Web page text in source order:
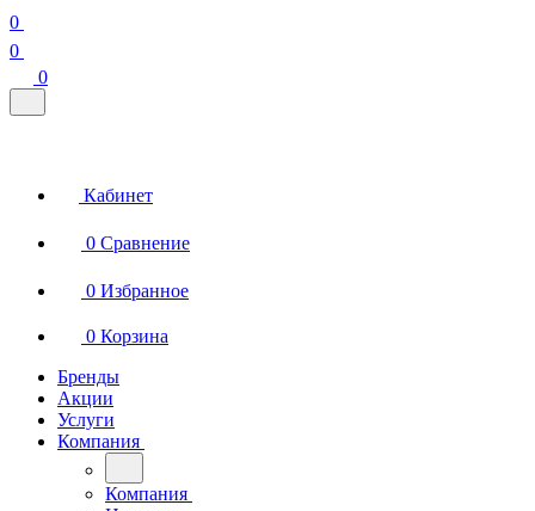
0
0
0
Кабинет
0 Сравнение
0 Избранное
0 Корзина
Бренды
Акции
Услуги
Компания
Компания